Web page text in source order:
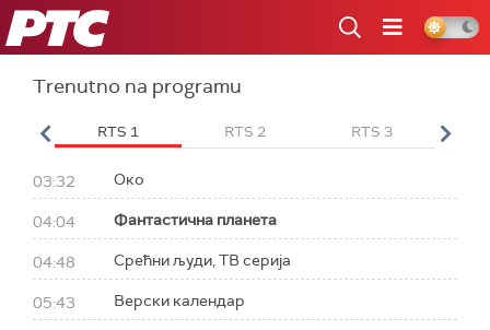
RTS
Trenutno na programu
RTS 1 RTS 2 RTS 3
03:32 Око
04:04 Фантастична планета
04:48 Срећни људи, ТВ серија
05:43 Верски календар